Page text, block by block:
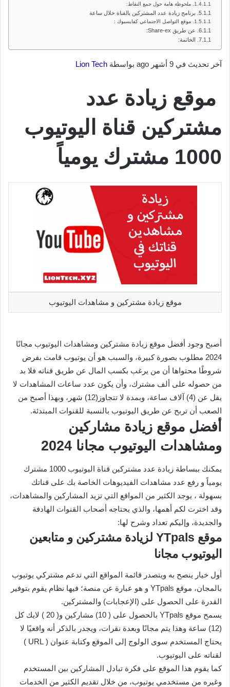
ملحوظة هامة حول جمع النقاط:
برنامج زيادة عدد المشتركين بالقناة خلال ساعة
موقع التواصل الاجتماعي كفايسبوك :
عن طريق Share-ex:
الخاتمة:
آخر تحديث في 9 أشهر ago بواسطة Lion Tech
موقع زيادة عدد
مشتركين قناة اليوتيوب
1000 مشترك يومياً
موقع زيادة مشتركين و مشاهدات اليوتيوب
أصبح وجود أفضل موقع زيادة مشتركين ومشاهدات اليوتيوب مجانًا
2024 مطلوب بصورة كبيرة، والسبب هو أن يوتيوب قامت بفرض
شروطًا محتواها أن من يرغب بكسب المال عن طريق قناته فلا بد
من حصوله على ألف مشترك، وأن يكون عدد ساعات المشاهدات لا
يقل عن (4) آلاف ساعة، وبمدة لا تتجاوز(12) شهر، وبهذا أصبح من
الصعب أن تربح عن طريق اليوتيوب بالنسبة للقنوات المبتدئة.
أفضل موقع زيادة مشاركين
ومشاهدات اليوتيوب مجانا 2024
يمكنك ببساطة زيادة عدد مشتركين قناة اليوتيوب 1000 مشترك
يومياً و رفع عدد مشاهدات الفيديوهات الخاصة بك على قناتك
بسهولة ، يوجد الكثير من المواقع التي تزيد المشاركين والمشاهدات،
وقد اخترت لكم أهمها، والذي يحتاجه أصحاب القنوات الهادفة
والجديدة، وإليكم تعداد وشرح لها:
موقع YTpals لزيادة مشتركين و متابعين
اليوتيوب مجانا
أول خيار ينصح به ويتصدر قائمة المواقع التي تدعم مشتركي يوتيوب
بالمجان، موقع YTpals و هو عبارة عن منصة؛ فيها نظام يقوم بتوفير
القدرة على الحصول على (الإعجابات) والمشتركين.
يسمح موقع YTpals بالحصول على ( 10) مشاركين و( 20 ) لايك كل
(12) ساعة وهذا يتم مجانًا وبعدة نقرات، ويجدر بالذكر أنه واقعيًا لا
يحتاج المستخدم سوى الولوج إلى الموقع وكتابة عنوان ( URL )
لقناته على اليوتيوب.
كما يقوم هذا الموقع على فكرة تبادل المشاركين بين المستخدم
وغيره من مستخدمي يوتيوب، من خلال تقديم الكثير من الخدمات